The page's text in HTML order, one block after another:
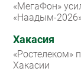
«МегаФон»
«Наадым-
Хакасия
«Ростелеком»
Хакасии